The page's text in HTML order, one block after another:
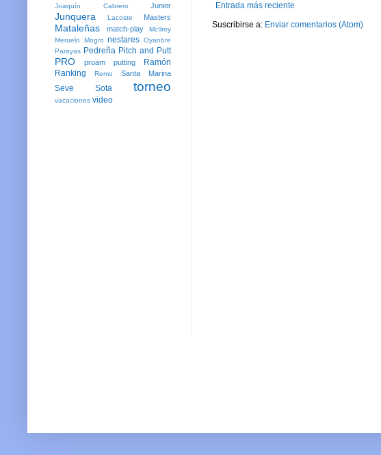
Entrada más reciente
Suscribirse a: Enviar comentarios (Atom)
Joaquín Cabrero Junior
Junquera Lacoste Masters
Mataleñas match-play
McIlroy
Meruelo
Mogro nestares Oyanbre
Parayas Pedreña Pitch and Putt
PRO proam putting
Ramón
Ranking
Remo Santa Marina
Seve Sota torneo
vacaciones video